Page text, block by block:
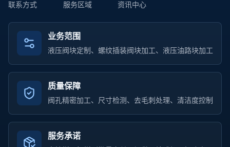
联系方式
服务区域 资讯中心
业务范围
液压阀块定制、螺纹插装阀块加工、液压油路块加工
质量保障
阀孔精密加工、尺寸检测、去毛刺处理、清洁度控制
服务承诺